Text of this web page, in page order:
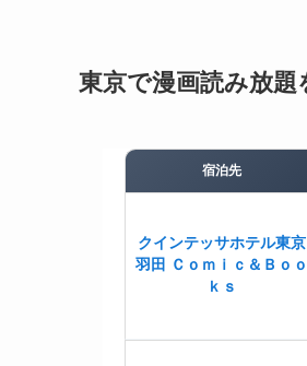
東京で漫画読み放
宿泊先
クインテッサホテル東京
羽田 Ｃｏｍｉｃ＆Ｂｏｏ
ｋｓ